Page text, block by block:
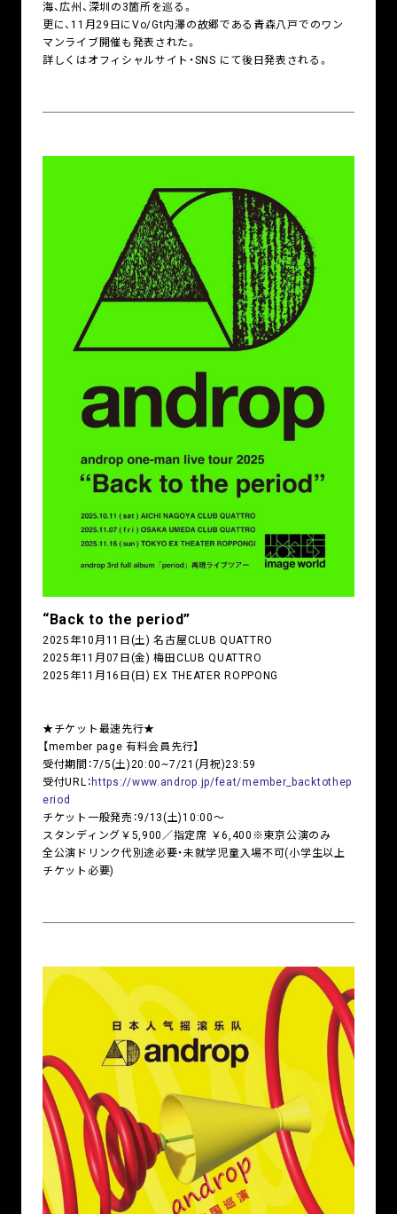
海、広州、深圳の3箇所を巡る。
更に、11月29日にVo/Gt内澤の故郷である青森八戸でのワン
マンライブ開催も発表された。
詳しくはオフィシャルサイト・SNS にて後日発表される。
“Back to the period”
2025年10月11日(土) 名古屋CLUB QUATTRO
2025年11月07日(金) 梅田CLUB QUATTRO
2025年11月16日(日) EX THEATER ROPPONG
★チケット最速先行★
【member page 有料会員先行】
受付期間：7/5(土)20:00~7/21(月祝)23:59
受付URL： https://www.androp.jp/feat/member_backtothep
eriod
チケット一般発売：9/13(土)10:00～
スタンディング￥5,900／指定席 ￥6,400※東京公演のみ
全公演ドリンク代別途必要・未就学児童入場不可(小学生以上
チケット必要)